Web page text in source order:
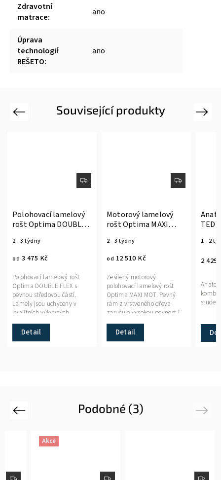
Zdravotní
matrace: ano
Úprava
technologií
REŠETO:
ano
Související produkty
Previous
lamelový
DOUBLE
Kč
lamelový rošt
DOUBLE FLEX s
středovou částí.
jsou uchyceny v
výkyvných
pouzdrech.
2–3 týdny.
Motorový lamelový
rošt Optima MAXI
2 - 3 týdny
12 510 Kč
Zesílený motorový
polohovací lamelový rošt
Optima MAXI MOT. Pevný
rám z vrstveného dřeva
zaručuje vysokou pevnost i
životnost. Nosnost do 150
kg.Dostupnost: 2–3 týdny.
Anatomický
TEDD 60x37
1 - 2 týdny
Do košíku
Anatomický
kombinovaný z
studené pěny.
Next
Podobné (3)
Previous
Akce
Next